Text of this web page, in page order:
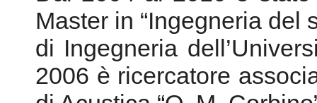
Master in “Ingegneria del
di Ingegneria
2006 è ricercatore